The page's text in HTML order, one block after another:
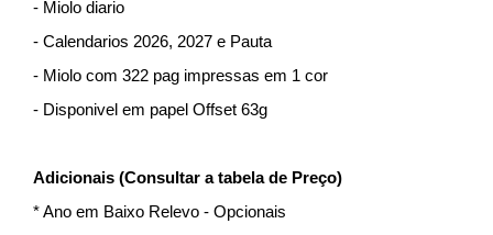
- Miolo diario
- Calendarios 2026, 2027 e Pauta
- Miolo com 322 pag impressas em 1 cor
- Disponivel em papel Offset 63g
Adicionais (Consultar a tabela de Preço)
* Ano em Baixo Relevo - Opcionais